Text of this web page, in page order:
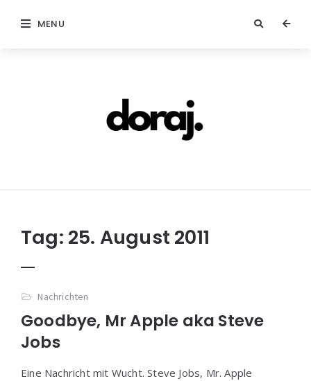
MENU
Tag: 25. August 2011
Nachrichten
Goodbye, Mr Apple aka Steve
Jobs
Eine Nachricht mit Wucht. Steve Jobs, Mr. Apple